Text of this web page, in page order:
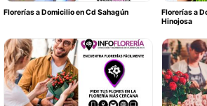
Florerías a Domicilio en Cd Sahagún
Florerías a
Hinojosa